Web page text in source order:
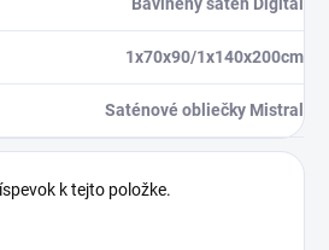
1x70x90/1x140x200cm
Saténové obliečky Mistral
k tejto položke.